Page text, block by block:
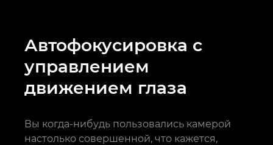
Автофокусировка с
управлением
движением глаза
Вы когда-нибудь пользовались камерой
настолько совершенной, что кажется,